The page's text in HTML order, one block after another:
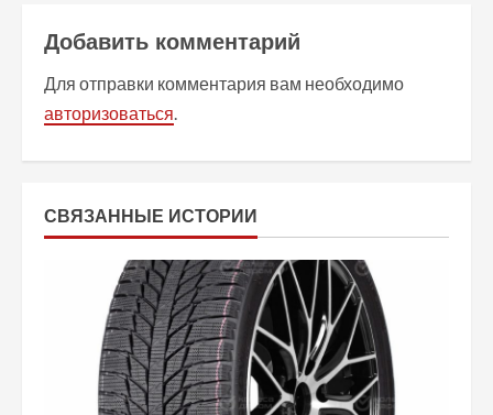
т
ь
ч
т
е
Добавить комментарий
Для отправки комментария вам необходимо
авторизоваться.
СВЯЗАННЫЕ ИСТОРИИ